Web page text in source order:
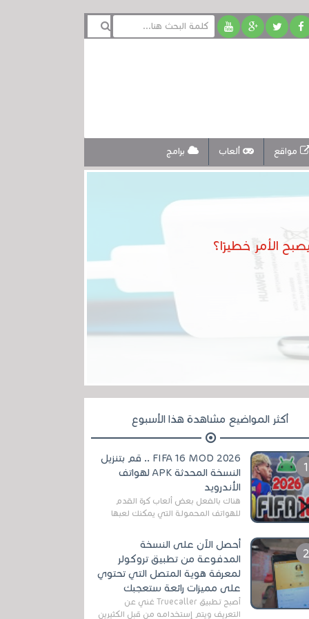
مواقع ألعاب برامج
الأمر خطيرًا؟
أكثر المواضيع مشاهدة هذا الأسبوع
FIFA 16 MOD 2026 .. قم بتنزيل
النسخة المحدثة APK لهواتف
الأندرويد
هناك بالفعل بعض ألعاب كرة القدم
للهواتف المحمولة التي يمكنك لعبها
مثل EA Sports ...
أحصل الآن على النسخة
المدفوعة من تطبيق تروكولر
لمعرفة هوية المتصل التي تحتوي
على مميزات رائعة ستعجبك
أصبح تطبيق Truecaller غني عن
التعريف ويتم إستخدامه من قبل الكثيرين